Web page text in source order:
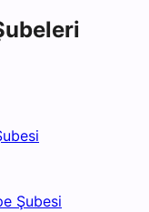
Şubesi